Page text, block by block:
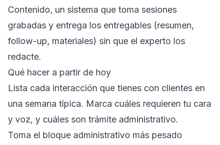
Contenido, un sistema que toma sesiones
grabadas y entrega los entregables (resumen,
follow-up, materiales) sin que el experto los
redacte.
Qué hacer a partir de hoy
Lista cada interacción que tienes con clientes en
una semana típica. Marca cuáles requieren tu cara
y voz, y cuáles son trámite administrativo.
Toma el bloque administrativo más pesado